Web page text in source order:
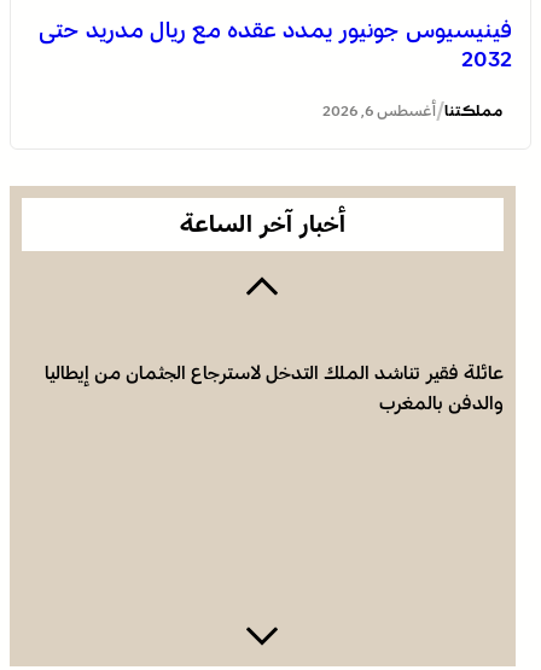
فينيسيوس جونيور يمدد عقده مع ريال مدريد حتى
2032
مملكتنا/ أغسطس 6, 2026
أخبار آخر الساعة
يقظة أمنية وتنظيم محكم يواكبان افتتاح مهرجان الزربية
الثقافي
عائلة فقير تناشد الملك التدخل لاسترجاع الجثمان من إيطاليا
والدفن بالمغرب